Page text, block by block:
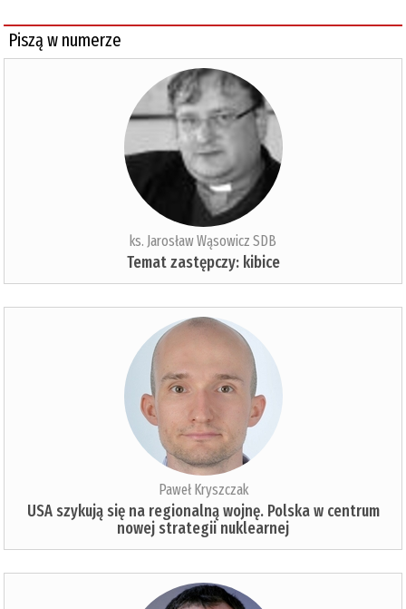
Piszą w numerze
ks. Jarosław Wąsowicz SDB
Temat zastępczy: kibice
Paweł Kryszczak
USA szykują się na regionalną wojnę. Polska w centrum
nowej strategii nuklearnej